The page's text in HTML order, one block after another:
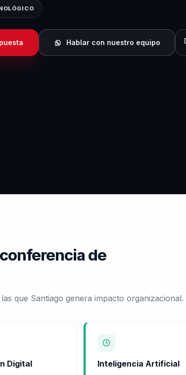
Hablar con nuestro equipo
de
que Santiago genera impacto organizacional.
Digital Inteligencia Artificial